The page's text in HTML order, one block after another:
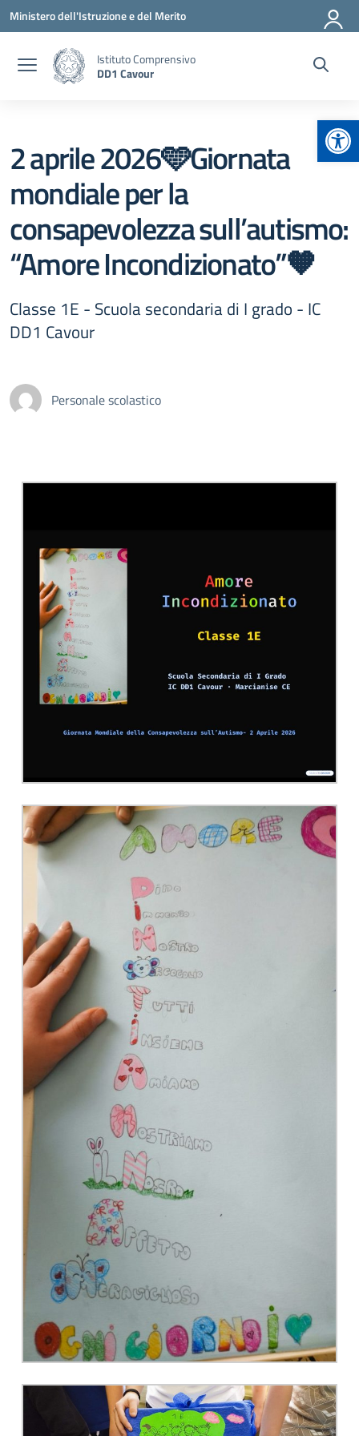
Vai ai contenuti
Vai al menu di navigazione
Vai al footer
Ministero dell'Istruzione e del Merito
Istituto Comprensivo
DD1 Cavour
2 aprile 2026🩵Giornata
mondiale per la
consapevolezza sull’autismo:
“Amore Incondizionato”🧡
Classe 1E - Scuola secondaria di I grado - IC
DD1 Cavour
Personale scolastico